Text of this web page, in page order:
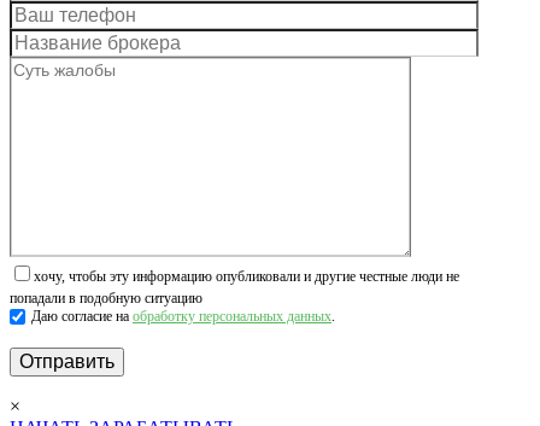
хочу, чтобы эту информацию опубликовали и другие честные люди не
попадали в подобную ситуацию
Даю согласие на обработку персональных данных.
×